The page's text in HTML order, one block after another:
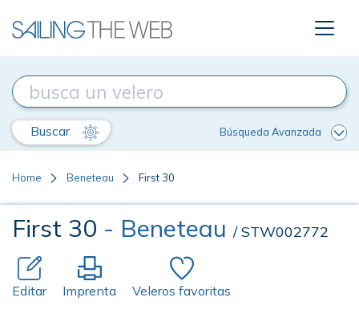
Buscar Búsqueda Avanzada
Home Beneteau First 30
First 30 - Beneteau / STW002772
Editar Imprenta Veleros favoritas